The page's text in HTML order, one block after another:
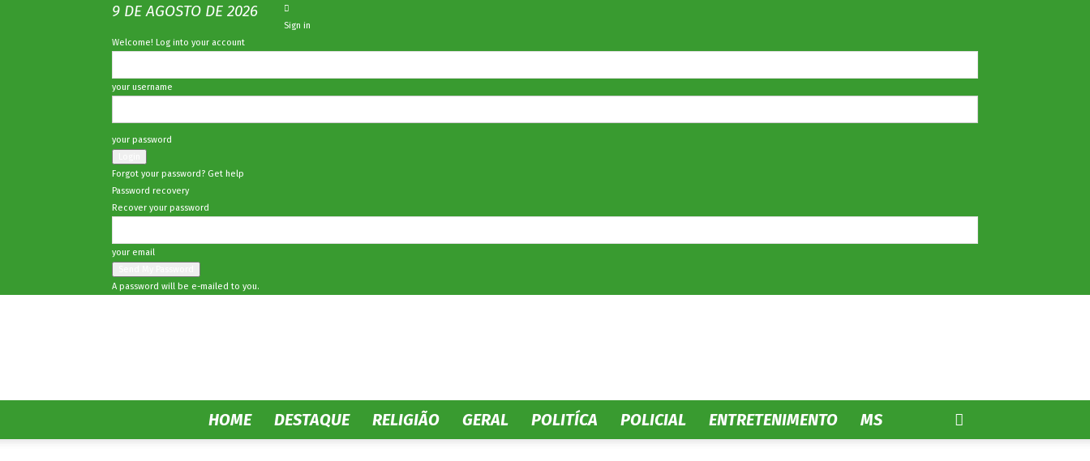
9 DE AGOSTO DE 2026
Sign in
Welcome! Log into your account
your username
your password
Forgot your password? Get help
Password recovery
Recover your password
your email
A password will be e-mailed to you.
No
HOME DESTAQUE RELIGIÃO GERAL POLITÍCA POLICIAL ENTRETENIMENTO MS